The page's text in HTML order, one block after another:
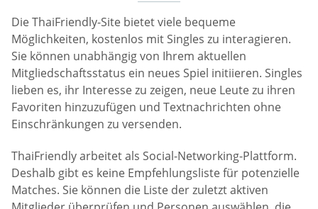
Die ThaiFriendly-Site bietet viele bequeme
Möglichkeiten, kostenlos mit Singles zu interagieren.
Sie können unabhängig von Ihrem aktuellen
Mitgliedschaftsstatus ein neues Spiel initiieren. Singles
lieben es, ihr Interesse zu zeigen, neue Leute zu ihren
Favoriten hinzuzufügen und Textnachrichten ohne
Einschränkungen zu versenden.
ThaiFriendly arbeitet als Social-Networking-Plattform.
Deshalb gibt es keine Empfehlungsliste für potenzielle
Matches. Sie können die Liste der zuletzt aktiven